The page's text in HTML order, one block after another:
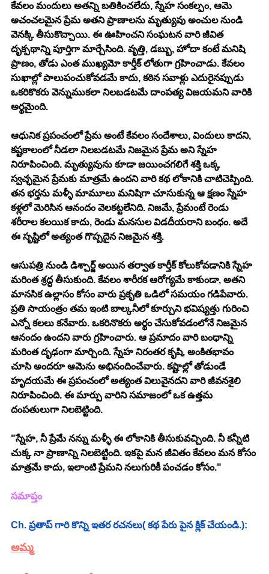
కేవలం మందులు అతన్ని బతికించలేదు, స్నేహ సంకల్పం, ఆమె
అచంచలమైన ప్రేమ అతని ప్రాణాలను మృత్యువు అంచుల నుండి
వెనక్కి తీసుకొచ్చాయి. ఈ ఊహించని సంఘటన వారి జీవిత
దృక్పథాన్ని పూర్తిగా మార్చేసింది. వృత్తి, డబ్బు, హోదా కంటే మనిషి
ప్రాణం, తోడు ఎంత ముఖ్యమో కార్తీక్ లోతుగా గ్రహించాడు. కేవలం
సుఖాల్లో పాలుపంచుకోవడమే కాదు, కఠిన సవాళ్లు ఎదురైనప్పుడు
ఒకరికొకరు వెన్నుముకలా నిలబడటమే దాంపత్య విజయమని వారికి
అర్థమైంది.
ఆధునిక ప్రపంచంలో ప్రేమ అంటే కేవలం సందేశాలు, విందులు కాదని,
కష్టకాలంలో నీడలా నిలబడటమే నిజమైన ప్రేమ అని స్నేహ
నిరూపించింది. మృత్యువును కూడా జయించగలిగే శక్తి ఒక్క
స్వచ్ఛమైన ప్రేమకు మాత్రమే ఉందని వారి కథ లోకానికి చాటిచెప్పింది.
తన భర్తను మళ్ళీ మామూలు మనిషిగా చూసుకున్న ఆ క్షణం స్నేహ
కళ్లలో మెరిసిన ఆనందం వెలకట్టలేనిది. నిజమే, ప్రేమంటే రెండు
శరీరాల కలయిక కాదు, రెండు మనసుల విడదీయరాని బంధం. అదే
ఈ సృష్టిలో అత్యంత గొప్పదైన నిజమైన శక్తి.
ఆసుపత్రి నుండి డిశ్చార్జ్ అయిన తర్వాత కార్తీక్ కోలుకోవడానికి స్నేహ
మరింత శ్రద్ధ తీసుకుంది. కేవలం శారీరక ఆరోగ్యమే కాకుండా, అతని
మానసిక ఉల్లాసం కోసం వారు ప్రకృతి ఒడిలో సమయం గడిపేవారు.
ప్రతి సాయంత్రం తమ ఇంటి బాల్కనీలో కూర్చుని భవిష్యత్తు గురించి
ఎన్నో కలలు కనేవారు. ఒకరినొకరు అర్థం చేసుకోవడంలోనే నిజమైన
ఆనందం ఉందని వారు గ్రహించారు. ఆ ప్రమాదం వారి బంధాన్ని
మరింత దృఢంగా మార్చింది. స్నేహ నిరంతర కృషి, అంకితభావం
చూసి అందరూ ఆమెను అభినందించేవారు. కష్టాల్లో తోడుండే
హృదయమే ఈ ప్రపంచంలో అత్యంత విలువైనదని వారి జీవనశైలి
నిరూపించింది. ఈ మార్పు వారిని సమాజంలో ఒక ఉత్తమ
దంపతులుగా నిలబెట్టింది.
"స్నేహ, నీ ప్రేమే నన్ను మళ్ళీ ఈ లోకానికి తీసుకువచ్చింది. నీ కన్నీటి
చుక్క నా ప్రాణాన్ని నిలబెట్టింది. ఇకపై మన జీవితం కేవలం మన కోసం
మాత్రమే కాదు, ఇలాంటి ప్రేమని నలుగురికీ పంచడం కోసం."
సమాప్తం
Ch. ప్రతాప్ గారి కొన్ని ఇతర రచనలు( కథ పేరు పైన క్లిక్ చేయండి.):
అమ్మ